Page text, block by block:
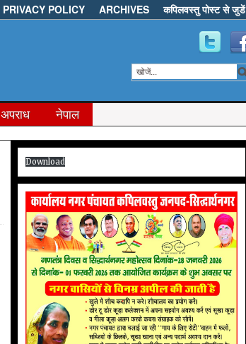
PRIVACY POLICY ARCHIVES कपिलवस्तु पोस्ट से जुडें
अपराध नेपाल
Download